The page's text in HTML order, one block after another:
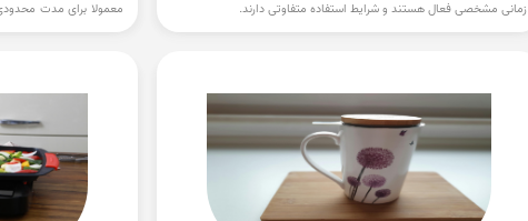
زمانی مشخصی فعال هستند و شرایط استفاده متفاوتی دارند.
70 درصد ارائه می شوند.